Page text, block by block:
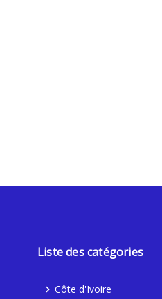
Liste des catégories
Côte d'Ivoire